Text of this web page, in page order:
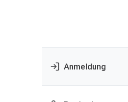
Anmeldung